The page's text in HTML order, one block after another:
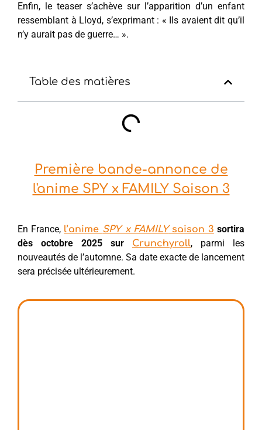
Enfin, le teaser s’achève sur l’apparition d’un enfant
ressemblant à Lloyd, s’exprimant : « Ils avaient dit qu’il
n’y aurait pas de guerre… ».
Table des matières
Première bande-annonce de
l'anime SPY x FAMILY Saison 3
En France, l’anime SPY x FAMILYsaison 3 sortira
dès octobre 2025 sur Crunchyroll, parmi les
nouveautés de l’automne. Sa date exacte de lancement
sera précisée ultérieurement.